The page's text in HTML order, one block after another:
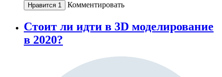
Нравится 1 Комментировать
Стоит ли идти в 3D моделирование
в 2020?